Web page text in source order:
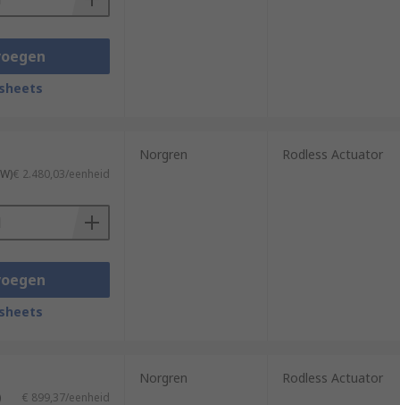
€ 2.480,03/eenheid
Norgren Rodless Actuator
€ 899,37/eenheid
Norgren Rodless Actuator